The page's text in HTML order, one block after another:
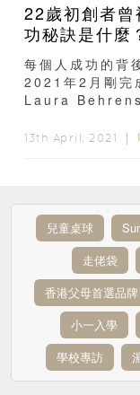
22歲初創者曾被
功秘訣是什麼
每個人成功的背
2021年2月剛完
Laura Behrens
13th April, 2021 ｜
兒童桌球
走佬袋
香港父母首選品牌
小一入學
學校專訪